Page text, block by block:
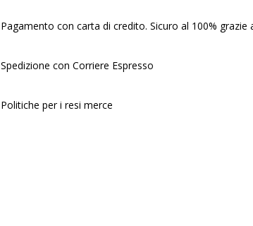
Pagamento con carta di credito. Sicuro al 100% grazie
Spedizione con Corriere Espresso
Politiche per i resi merce